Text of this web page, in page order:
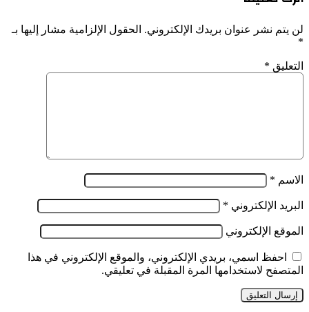
لن يتم نشر عنوان بريدك الإلكتروني. الحقول الإلزامية مشار إليها بـ
*
التعليق *
الاسم *
البريد الإلكتروني *
الموقع الإلكتروني
احفظ اسمي، بريدي الإلكتروني، والموقع الإلكتروني في هذا
المتصفح لاستخدامها المرة المقبلة في تعليقي.